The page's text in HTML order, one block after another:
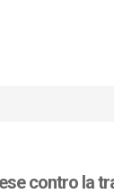
contro la